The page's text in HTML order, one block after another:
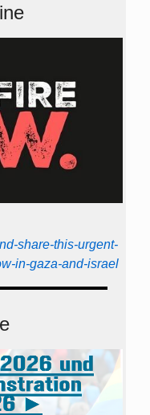
share-this-urgent-
in-gaza-and-israel